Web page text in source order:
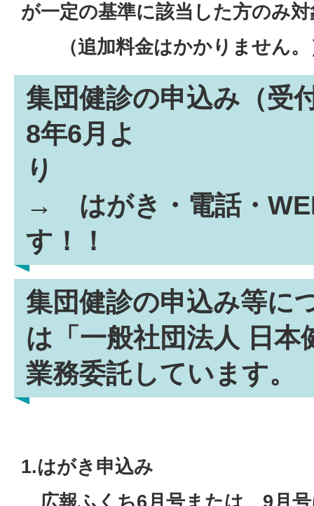
が一定の基準に該当した方のみ
（追加料金はかかりません。
集団健診の申込み（受
8年6月よ
→ はがき・電話・
す！！
集団健診の申込み等に
は「一般社団法人 日本
業務委託しています。
1.はがき申込み
広報ふくち6月号または、9月